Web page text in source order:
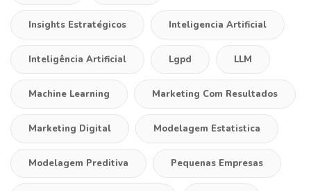
Insights Estratégicos Inteligencia Artificial
Inteligência Artificial Lgpd LLM
Machine Learning Marketing Com Resultados
Marketing Digital Modelagem Estatistica
Modelagem Preditiva Pequenas Empresas